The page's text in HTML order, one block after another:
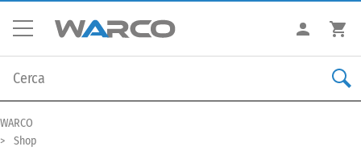
WARCO
Shop